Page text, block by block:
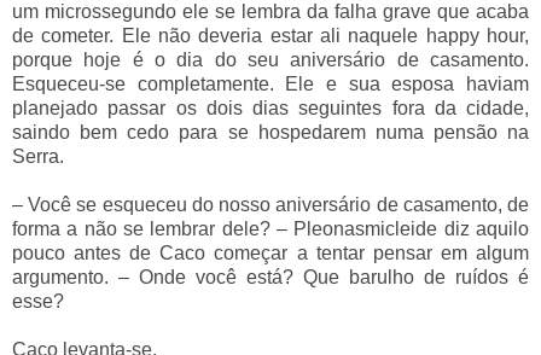
um microssegundo ele se lembra da falha grave que acaba
de cometer. Ele não deveria estar ali naquele happy hour,
porque hoje é o dia do seu aniversário de casamento.
Esqueceu-se completamente. Ele e sua esposa haviam
planejado passar os dois dias seguintes fora da cidade,
saindo bem cedo para se hospedarem numa pensão na
Serra.
– Você se esqueceu do nosso aniversário de casamento, de
forma a não se lembrar dele? – Pleonasmicleide diz aquilo
pouco antes de Caco começar a tentar pensar em algum
argumento. – Onde você está? Que barulho de ruídos é
esse?
Caco levanta-se.